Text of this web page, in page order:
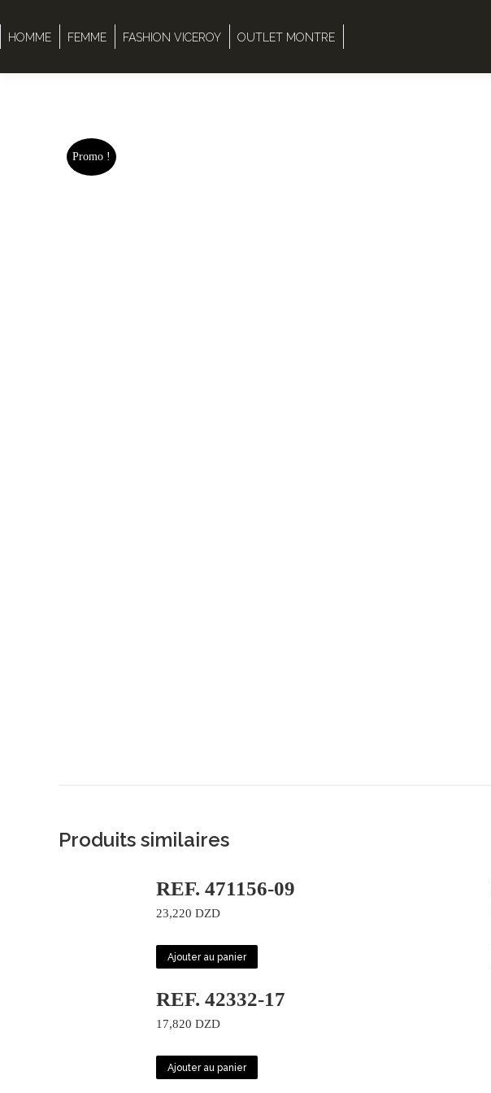
HOMME FEMME FASHION VICEROY OUTLET MONTRE
Promo !
Produits similaires
REF. 471156-09
23,220 DZD
Ajouter au panier
REF. 42332-17
17,820 DZD
Ajouter au panier